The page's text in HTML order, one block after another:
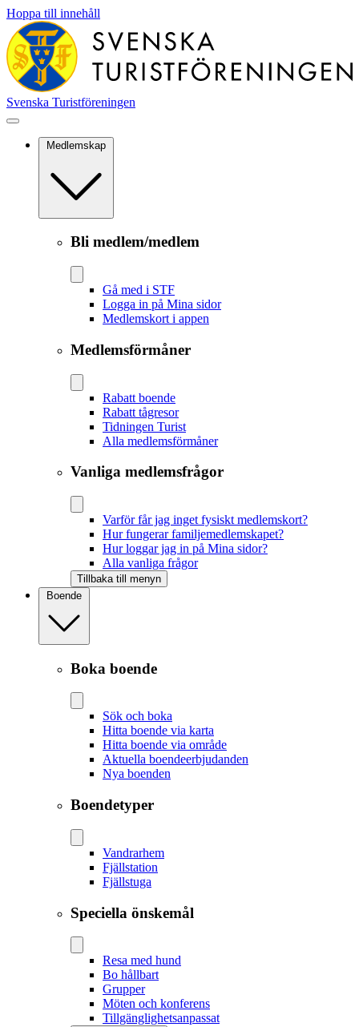
Hoppa till innehåll
Svenska Turistföreningen
Medlemskap
Bli medlem/medlem
Gå med i STF
Logga in på Mina sidor
Medlemskort i appen
Medlemsförmåner
Rabatt boende
Rabatt tågresor
Tidningen Turist
Alla medlemsförmåner
Vanliga medlemsfrågor
Varför får jag inget fysiskt medlemskort?
Hur fungerar familjemedlemskapet?
Hur loggar jag in på Mina sidor?
Alla vanliga frågor
Tillbaka till menyn
Boende
Boka boende
Sök och boka
Hitta boende via karta
Hitta boende via område
Aktuella boendeerbjudanden
Nya boenden
Boendetyper
Vandrarhem
Fjällstation
Fjällstuga
Speciella önskemål
Resa med hund
Bo hållbart
Grupper
Möten och konferens
Tillgänglighetsanpassat